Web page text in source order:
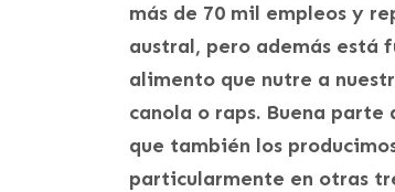
más de 70 mil empleos y
austral, pero además está
alimento que nutre a
canola o raps. Buena
que también los
particularmente en otras